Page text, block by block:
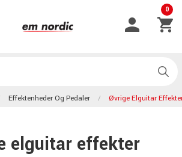
0
Effektenheder Og Pedaler Øvrige Elguitar
elguitar effekter